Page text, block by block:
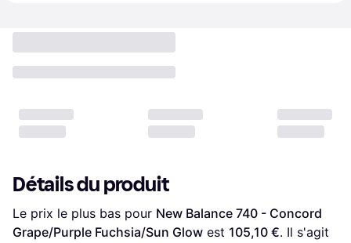
Détails du produit
Le prix le plus bas pour New Balance 740 - Concord
Grape/Purple Fuchsia/Sun Glow est 105,10 €. Il s'agit